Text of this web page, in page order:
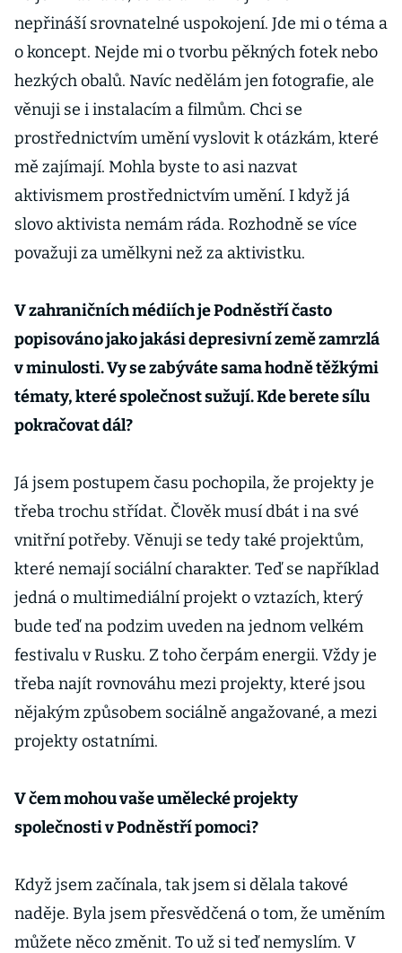
nepřináší srovnatelné uspokojení. Jde mi o téma a
o koncept. Nejde mi o tvorbu pěkných fotek nebo
hezkých obalů. Navíc nedělám jen fotografie, ale
věnuji se i instalacím a filmům. Chci se
prostřednictvím umění vyslovit k otázkám, které
mě zajímají. Mohla byste to asi nazvat
aktivismem prostřednictvím umění. I když já
slovo aktivista nemám ráda. Rozhodně se více
považuji za umělkyni než za aktivistku.
V zahraničních médiích je Podněstří často
popisováno jako jakási depresivní země zamrzlá
v minulosti. Vy se zabýváte sama hodně těžkými
tématy, které společnost sužují. Kde berete sílu
pokračovat dál?
Já jsem postupem času pochopila, že projekty je
třeba trochu střídat. Člověk musí dbát i na své
vnitřní potřeby. Věnuji se tedy také projektům,
které nemají sociální charakter. Teď se například
jedná o multimediální projekt o vztazích, který
bude teď na podzim uveden na jednom velkém
festivalu v Rusku. Z toho čerpám energii. Vždy je
třeba najít rovnováhu mezi projekty, které jsou
nějakým způsobem sociálně angažované, a mezi
projekty ostatními.
V čem mohou vaše umělecké projekty
společnosti v Podněstří pomoci?
Když jsem začínala, tak jsem si dělala takové
naděje. Byla jsem přesvědčená o tom, že uměním
můžete něco změnit. To už si teď nemyslím. V